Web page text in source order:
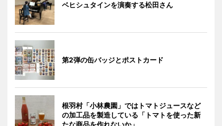
ベヒシュタインを演奏する松田さん
第2弾の缶バッジとポストカード
根羽村「小林農園」ではトマトジュースなど
の加工品を製造している「トマトを使った新